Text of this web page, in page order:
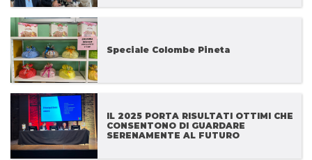
Speciale Colombe Pineta
IL 2025 PORTA RISULTATI OTTIMI CHE
CONSENTONO DI GUARDARE
SERENAMENTE AL FUTURO